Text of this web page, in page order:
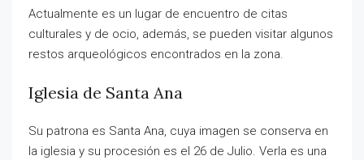
Actualmente es un lugar de encuentro de citas
culturales y de ocio, además, se pueden visitar algunos
restos arqueológicos encontrados en la zona.
Iglesia de Santa Ana
Su patrona es Santa Ana, cuya imagen se conserva en
la iglesia y su procesión es el 26 de Julio. Verla es una